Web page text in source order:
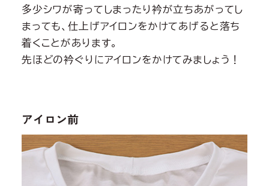
多少シワが寄ってしまったり衿が立ちあがってし
まっても、仕上げアイロンをかけてあげると落ち
着くことがあります。
先ほどの衿ぐりにアイロンをかけてみましょう！
アイロン前